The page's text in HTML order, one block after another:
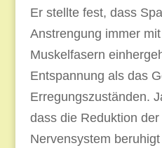
Er stellte fest, dass
Anstrengung immer
Muskelfasern
Entspannung als das
Erregungszuständen.
dass die Reduktion
Nervensystem